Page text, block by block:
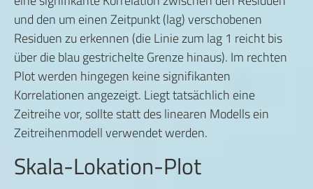
und den um einen Zeitpunkt (lag) verschobenen
Residuen zu erkennen (die Linie zum lag 1 reicht bis
über die blau gestrichelte Grenze hinaus). Im rechten
Plot werden hingegen keine signifikanten
Korrelationen angezeigt. Liegt tatsächlich eine
Zeitreihe vor, sollte statt des linearen Modells ein
Zeitreihenmodell verwendet werden.
Skala-Lokation-Plot